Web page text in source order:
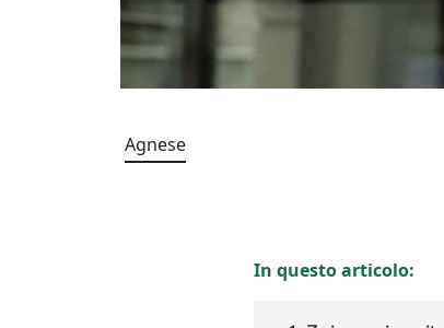
Agnese
In questo articolo: